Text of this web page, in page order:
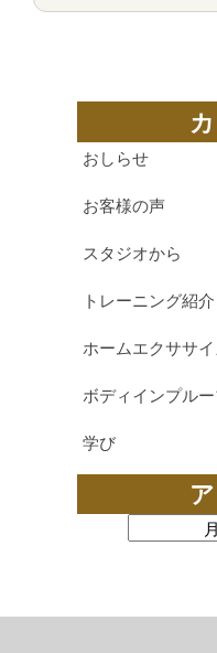
おしらせ
お客様の声
スタジオから
トレーニング紹介
ホームエクササ
ボディインプル
学び